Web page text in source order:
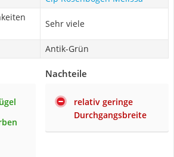
Sehr viele
Antik-Grün
Nachteile
relativ geringe
Durchgangsbreite